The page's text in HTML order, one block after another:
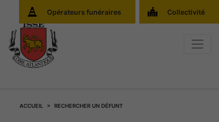
Opérateurs funéraires Collectivité
ACCUEIL RECHERCHER UN DÉFUNT